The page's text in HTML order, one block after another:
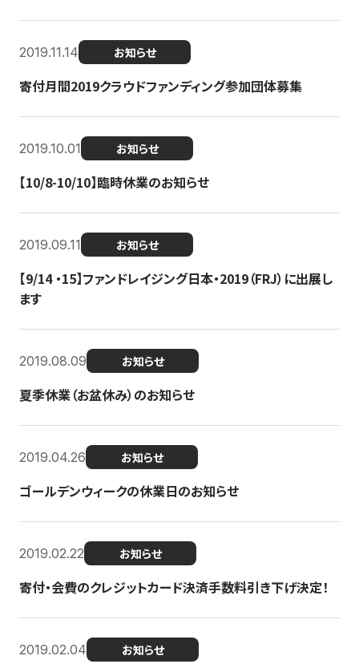
2019.11.14 お知らせ
寄付月間2019クラウドファンディング参加団体募集
2019.10.01 お知らせ
【10/8-10/10】臨時休業のお知らせ
2019.09.11 お知らせ
【9/14 ・15】ファンドレイジング日本・2019（FRJ）に出展し
ます
2019.08.09 お知らせ
夏季休業（お盆休み）のお知らせ
2019.04.26 お知らせ
ゴールデンウィークの休業日のお知らせ
2019.02.22 お知らせ
寄付・会費のクレジットカード決済手数料引き下げ決定！
2019.02.04 お知らせ